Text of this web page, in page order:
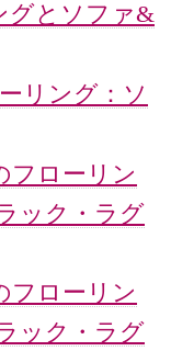
グとソファ&
リング：ソ
フローリン
ック・ラグ
フローリン
ック・ラグ